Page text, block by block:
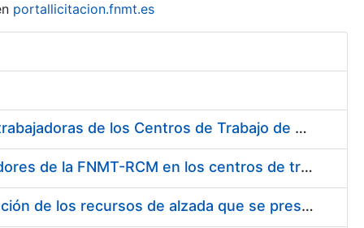
portallicitacion.fnmt.es
Suministro de Protectores Auditivos a medida para las personas trabajadoras de los Centros de Trabajo de Madrid y Burgos
Suministro de gafas graduadas antiproyecciones para los trabajadores de la FNMT-RCM en los centros de trabajo de Madrid y Burgos
Servicios de una empresa externa para el asesoramiento y resolución de los recursos de alzada que se presentan relacionados con procesos de selección para la FNMT-RCM